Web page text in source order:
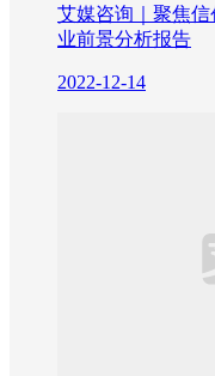
艾媒咨询｜聚焦
业前景分析报告
2022-12-14